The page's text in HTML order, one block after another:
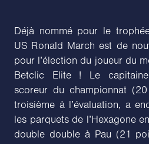
Déjà nommé pour le
US Ronald March est de
pour l’élection du joueur du
Betclic Elite ! Le capitaine
scoreur du championnat
troisième à l’évaluation, a
les parquets de l’Hexagone
double double à Pau (21